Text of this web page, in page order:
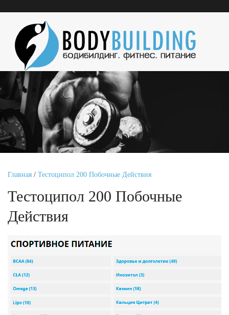
Главная / Тестоципол 200 Побочные Действия
Тестоципол 200 Побочные
Действия